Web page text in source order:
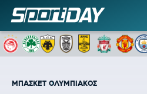
ΜΠΑΣΚΕΤ ΟΛΥΜΠΙΑΚΟΣ